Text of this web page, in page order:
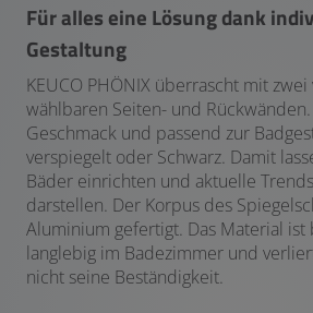
Für alles eine Lösung dank
Gestaltung
KEUCO PHÖNIX überrascht mit
wählbaren Seiten- und Rückwänden.
Geschmack und passend zur
verspiegelt oder Schwarz. Damit
Bäder einrichten und aktuelle
darstellen. Der Korpus des
Aluminium gefertigt. Das Material ist
langlebig im Badezimmer und
nicht seine Beständigkeit.